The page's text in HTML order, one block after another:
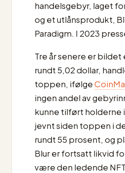
handelsgebyr, laget
og et utlånsprodukt,
Paradigm. I 2023
Tre år senere er
rundt 5,02 dollar,
toppen, ifølge
ingen andel av
kunne tilført holderne
jevnt siden toppen i
rundt 55 prosent, og
Blur er fortsatt likvid
være den ledende